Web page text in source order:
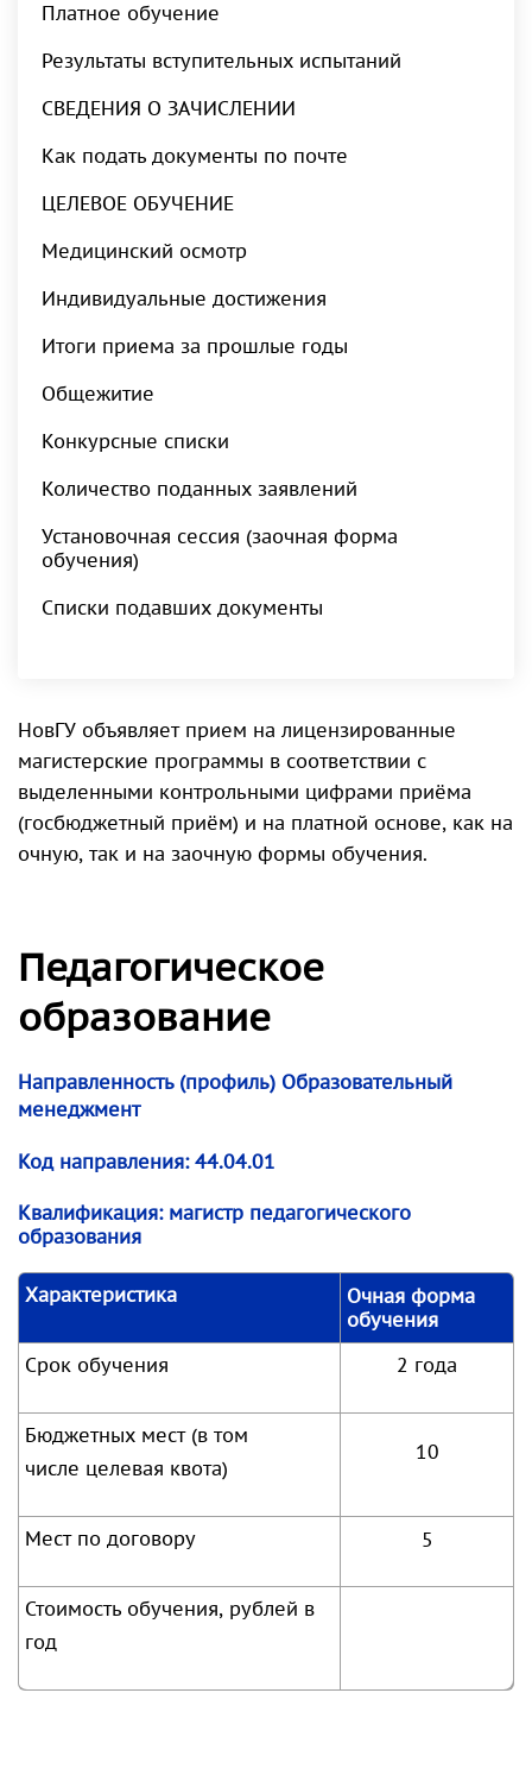
Платное обучение
Результаты вступительных испытаний
СВЕДЕНИЯ О ЗАЧИСЛЕНИИ
Как подать документы по почте
ЦЕЛЕВОЕ ОБУЧЕНИЕ
Медицинский осмотр
Индивидуальные достижения
Итоги приема за прошлые годы
Общежитие
Конкурсные списки
Количество поданных заявлений
Установочная сессия (заочная форма
обучения)
Списки подавших документы
НовГУ объявляет прием на лицензированные
магистерские программы в соответствии с
выделенными контрольными цифрами приёма
(госбюджетный приём) и на платной основе, как на
очную, так и на заочную формы обучения.
Педагогическое
образование
Направленность (профиль) Образовательный
менеджмент
Код направления:44.04.01
Квалификация: магистр педагогического
образования
Характеристика
Очная форма
обучения
Срок обучения
2 года
Бюджетных мест (в том
числе целевая квота)
10
Мест по договору 5
Стоимость обучения, рублей в
год